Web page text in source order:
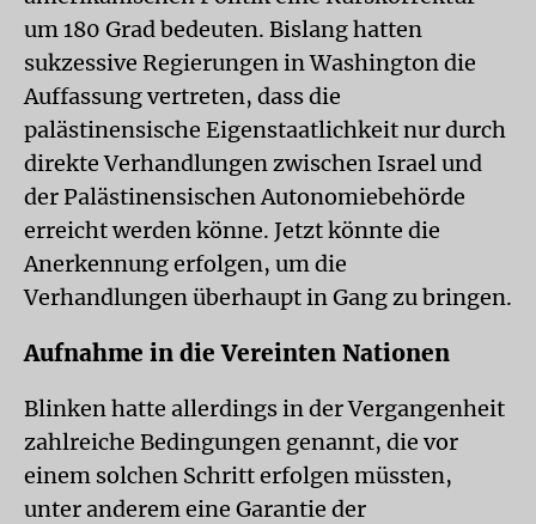
um 180 Grad bedeuten. Bislang hatten
sukzessive Regierungen in Washington die
Auffassung vertreten, dass die
palästinensische Eigenstaatlichkeit nur durch
direkte Verhandlungen zwischen Israel und
der Palästinensischen Autonomiebehörde
erreicht werden könne. Jetzt könnte die
Anerkennung erfolgen, um die
Verhandlungen überhaupt in Gang zu bringen.
Aufnahme in die Vereinten Nationen
Blinken hatte allerdings in der Vergangenheit
zahlreiche Bedingungen genannt, die vor
einem solchen Schritt erfolgen müssten,
unter anderem eine Garantie der